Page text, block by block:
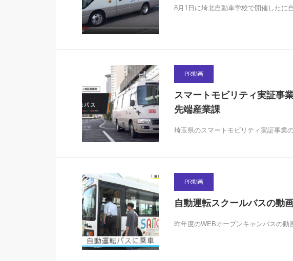
8月1日に埼北自動車学校で開催したに
PR動画
スマートモビリティ実証事
先端産業課
埼玉県のスマートモビリティ実証事業
PR動画
自動運転スクールバスの動
昨年度のWEBオープンキャンパスの動